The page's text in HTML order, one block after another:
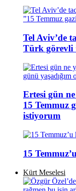
Tel Aviv’de
Türk görevli
Ertesi gün
15 Temmuz
istiyorum
15
Kürt Meselesi